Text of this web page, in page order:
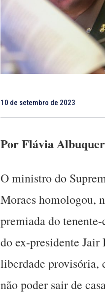
10 de setembro de 2023
Por Flávia
O ministro do
Moraes homologou,
premiada do
do ex-presidente
liberdade provisória,
não poder sair de